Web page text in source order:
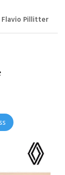
Pillitter